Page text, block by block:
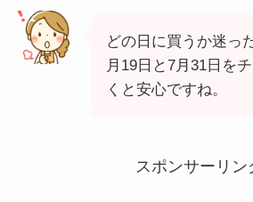
どの日に買うか迷っ
月19日と7月31日を
くと安心ですね。
スポンサーリン